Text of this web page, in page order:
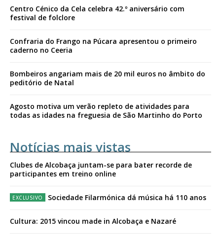
Centro Cénico da Cela celebra 42.º aniversário com
festival de folclore
Confraria do Frango na Púcara apresentou o primeiro
caderno no Ceeria
Bombeiros angariam mais de 20 mil euros no âmbito do
peditório de Natal
Agosto motiva um verão repleto de atividades para
todas as idades na freguesia de São Martinho do Porto
Notícias mais vistas
Clubes de Alcobaça juntam-se para bater recorde de
participantes em treino online
Sociedade Filarmónica dá música há 110 anos
Cultura: 2015 vincou made in Alcobaça e Nazaré